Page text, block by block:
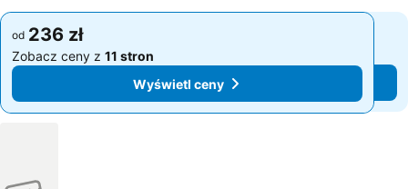
od 236 zł
Zobacz ceny z 11 stron
Wyświetl ceny
od 236 zł
Zobacz ceny z 11 stron
Wyświetl ceny